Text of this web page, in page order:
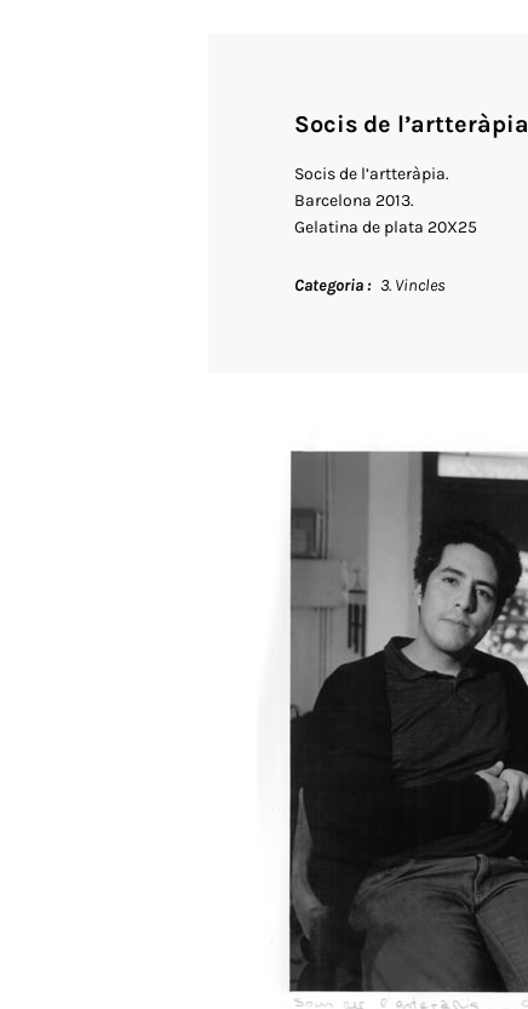
Socis de l’artteràpia
Socis de l’artteràpia.
Barcelona 2013.
Gelatina de plata 20X25
Categoria 3. Vincles